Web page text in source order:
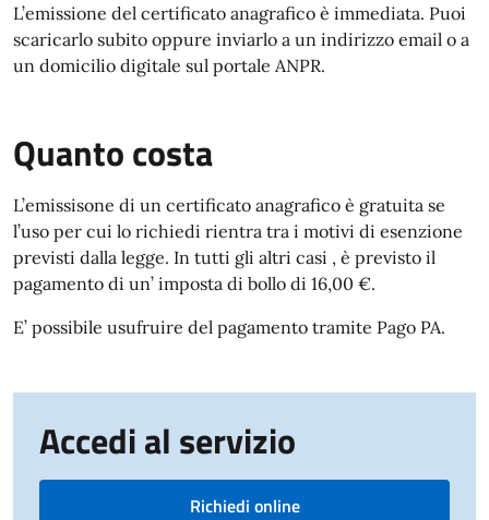
L’emissione del certificato anagrafico è immediata. Puoi
scaricarlo subito oppure inviarlo a un indirizzo email o a
un domicilio digitale sul portale ANPR.
Quanto costa
L’emissisone di un certificato anagrafico è gratuita se
l’uso per cui lo richiedi rientra tra i motivi di esenzione
previsti dalla legge. In tutti gli altri casi , è previsto il
pagamento di un’ imposta di bollo di 16,00 €.
E’ possibile usufruire del pagamento tramite Pago PA.
Accedi al servizio
Richiedi online